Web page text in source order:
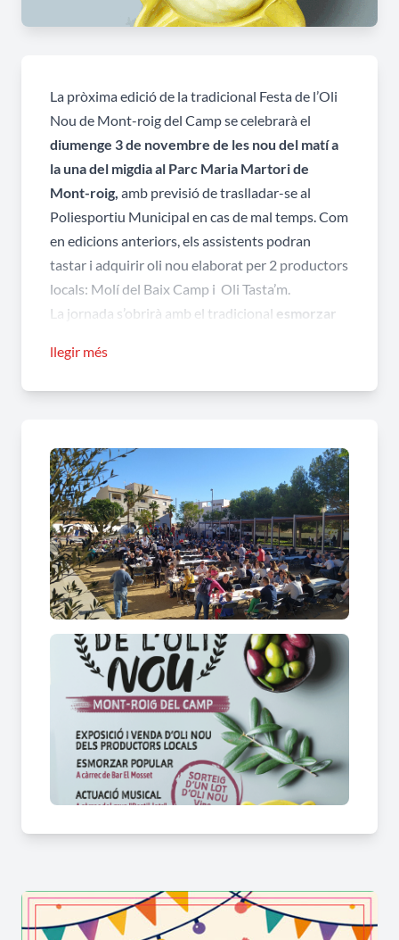
La pròxima edició de la tradicional Festa de l’Oli
Nou de Mont-roig del Camp se celebrarà el
diumenge 3 de novembre de les nou del matí a
la una del migdia al Parc Maria Martori de
Mont-roig, amb previsió de traslladar-se al
Poliesportiu Municipal en cas de mal temps. Com
en edicions anteriors, els assistents podran
tastar i adquirir oli nou elaborat per 2 productors
locals: Molí del Baix Camp i Oli Tasta’m.
La jornada s’obrirà amb el tradicional esmorzar
També hi haurà
inscripcions es poden fer enviant un correu amb
la butlleta a promocio@mont-roig.cat
o trucant
al 977 17 25 27. Els participants hauran de portar
el seu propi morter, mà de morter i estris
necessaris per elaborar l’allioli “in situ” el dia del
concurs, utilitzant els ingredients proporcionats
per l’organització. Un jurat, format per membres
alliolis i escollirà el millor, el guanyador/a del qual
rebrà un lot d’oli d’oliva per tot l’any.
Durant la jornada també es farà unsorteig d’un
lot d’oli d’oliva per tot l’anyentre els assistents.
La butlleta de participació es podrà obtenir
comprant oli nou o amb el tiquet de l’esmorzar.
llegir més